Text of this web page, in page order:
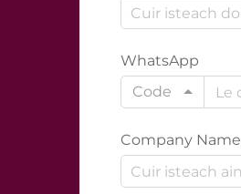
WhatsApp
Code
Company Name